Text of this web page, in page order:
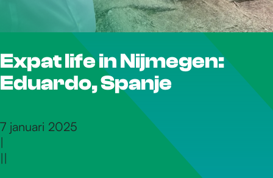
r
d
e
Expat life in Nijmegen:
Eduardo, Spanje
7 januari 2025
|
||